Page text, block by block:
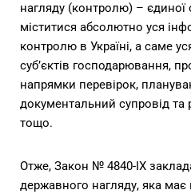
нагляду (контролю) – єдиної
міститися абсолютно уся
контролю в Україні, а саме
суб’єктів господарювання,
напрямки перевірок,
документальний супровід та
тощо.
Отже, Закон № 4840-IX
державного нагляду, яка має